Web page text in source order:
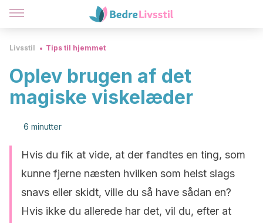
Livsstil Tips til hjemmet
Oplev brugen af det
magiske viskelæder
6 minutter
Hvis du fik at vide, at der fandtes en ting, som
kunne fjerne næsten hvilken som helst slags
snavs eller skidt, ville du så have sådan en?
Hvis ikke du allerede har det, vil du, efter at